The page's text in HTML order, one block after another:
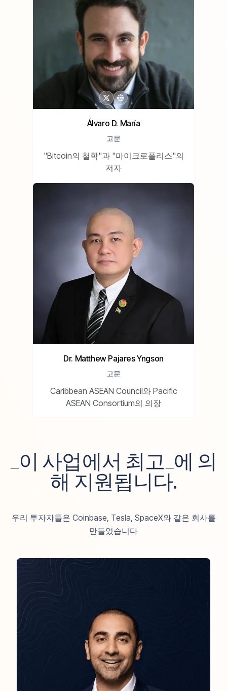
Álvaro D. María
고문
"Bitcoin의 철학"과 "마이크로폴리스"의
저자
Dr. Matthew Pajares Yngson
고문
Caribbean ASEAN Council와 Pacific
ASEAN Consortium의 의장
_이 사업에서 최고_에 의
해 지원됩니다.
우리 투자자들은 Coinbase, Tesla, SpaceX와 같은 회사를
만들었습니다
Coinbase
Tesla